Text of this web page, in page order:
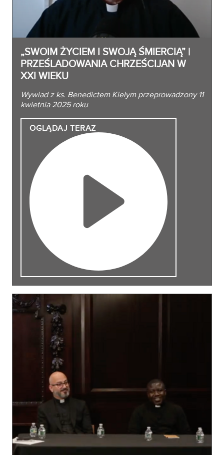
„SWOIM ŻYCIEM I SWOJĄ ŚMIERCIĄ” |
PRZEŚLADOWANIA CHRZEŚCIJAN W
XXI WIEKU
Wywiad z ks. Benedictem Kielym przeprowadzony 11
kwietnia 2025 roku
OGLĄDAJTERAZ